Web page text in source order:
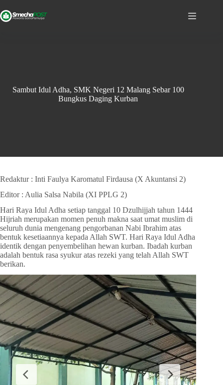
Sambut Idul Adha, SMK Negeri 12 Malang Sebar 100
Bungkus Daging Kurban
Redaktur : Inti Faulya Karomatul Firdausa (X Akuntansi 2)
Editor : Aulia Salsa Nabila (XI PPLG 2)
Hari Raya Idul Adha setiap tanggal 10 Dzulhijjah tahun 1444
Hijriah merupakan momen penuh makna saat umat muslim di
seluruh dunia mengenang pengorbanan Nabi Ibrahim atas
bentuk kesetiaannya kepada Allah SWT. Hari Raya Idul Adha
identik dengan penyembelihan hewan kurban. Ibadah kurban
adalah bentuk rasa syukur atas rezeki yang telah Allah SWT
berikan.